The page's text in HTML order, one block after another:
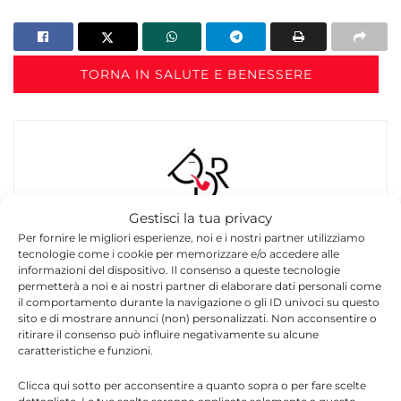
Gestisci la tua privacy
Per fornire le migliori esperienze, noi e i nostri partner utilizziamo
tecnologie come i cookie per memorizzare e/o accedere alle
informazioni del dispositivo. Il consenso a queste tecnologie
permetterà a noi e ai nostri partner di elaborare dati personali come
il comportamento durante la navigazione o gli ID univoci su questo
sito e di mostrare annunci (non) personalizzati. Non acconsentire o
ritirare il consenso può influire negativamente su alcune
caratteristiche e funzioni.
Clicca qui sotto per acconsentire a quanto sopra o per fare scelte
TORNA IN SALUTE E BENESSERE
Redazione
La redazione di Quotidianodiragusa.it è composta
da giornalisti, collaboratori e professionisti
dell’informazione che ogni giorno lavorano per
offrire notizie, approfondimenti e contenuti
accurati dedicati alla Sicilia, all’attualità, alla
team dinamico e indipendente che garantisce